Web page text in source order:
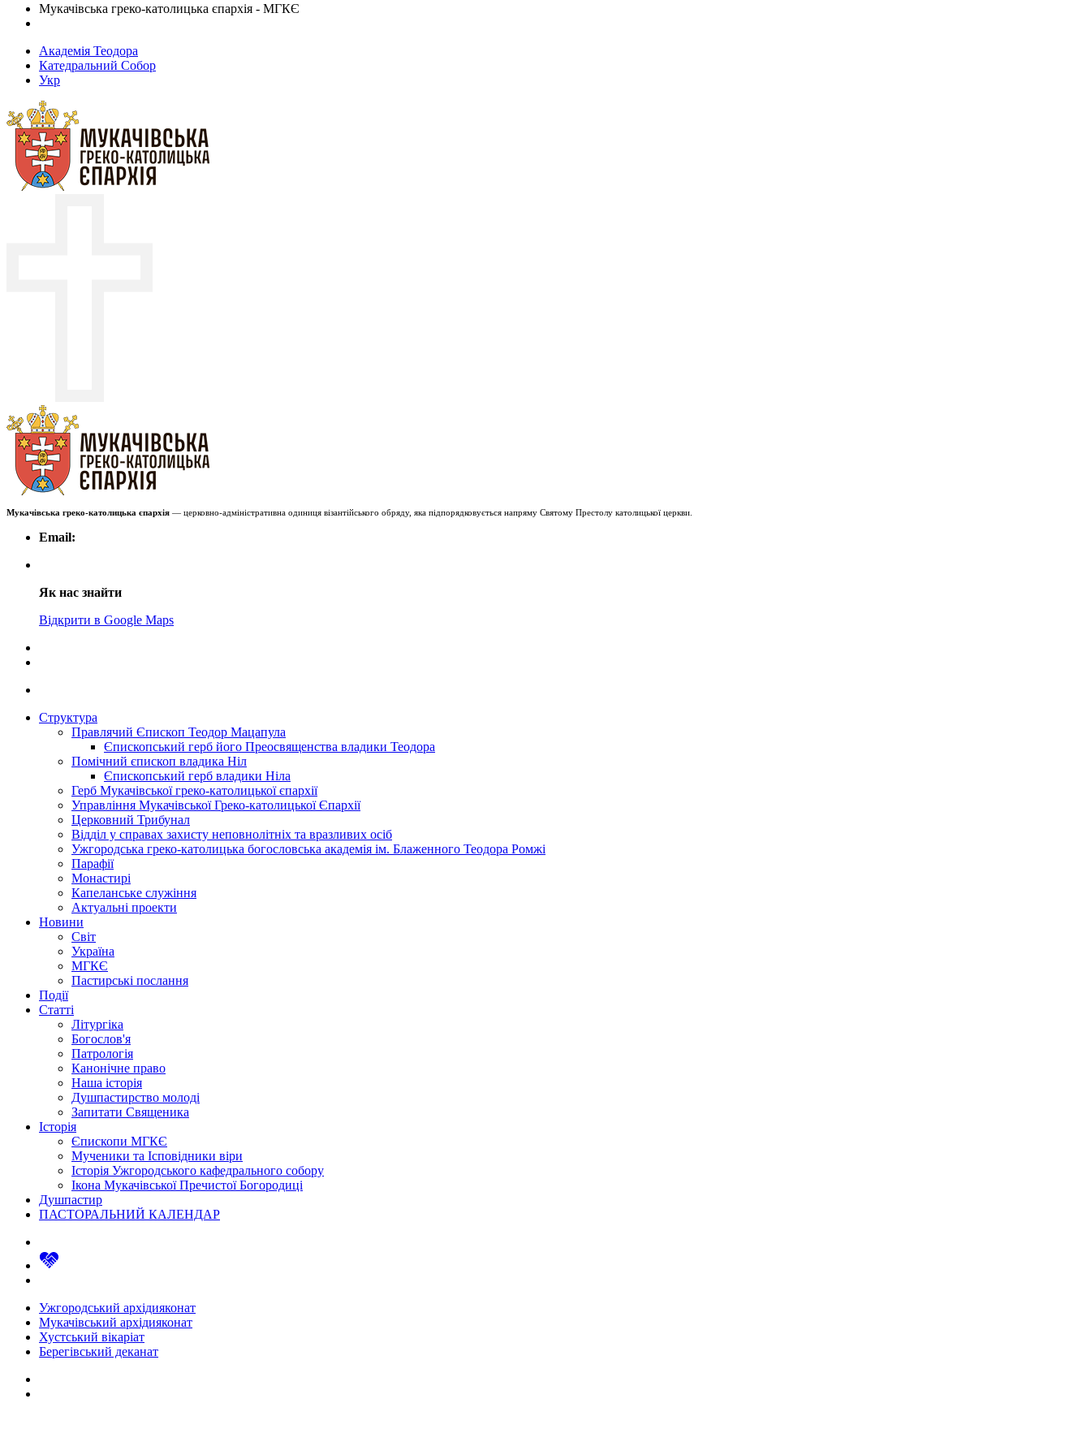
Мукачівська греко-католицька єпархія - МГКЄ
Академія Теодора
Катедральний Собор
Укр
Мукачівська греко-католицька єпархія — церковно-адміністративна одиниця візантійського обряду, яка підпорядковується напряму Святому Престолу католицької церкви.
Email:
Як нас знайти
Відкрити в Google Maps
Структура
Правлячий Єпископ Теодор Мацапула
Єпископський герб його Преосвященства владики Теодора
Помічний єпископ владика Ніл
Єпископський герб владики Ніла
Герб Мукачівської греко-католицької єпархії
Управління Мукачівської Греко-католицької Єпархії
Церковний Трибунал
Відділ у справах захисту неповнолітніх та вразливих осіб
Ужгородська греко-католицька богословська академія ім. Блаженного Теодора Ромжі
Парафії
Монастирі
Капеланське служіння
Актуальні проекти
Новини
Світ
Україна
МГКЄ
Пастирські послання
Події
Статті
Літургіка
Богослов'я
Патрологія
Канонічне право
Наша історія
Душпастирство молоді
Запитати Священика
Історія
Єпископи МГКЄ
Мученики та Ісповідники віри
Історія Ужгородського кафедрального собору
Ікона Мукачівської Пречистої Богородиці
Душпастир
ПАСТОРАЛЬНИЙ КАЛЕНДАР
Ужгородський архідияконат
Мукачівський архідияконат
Хустський вікаріат
Берегівський деканат